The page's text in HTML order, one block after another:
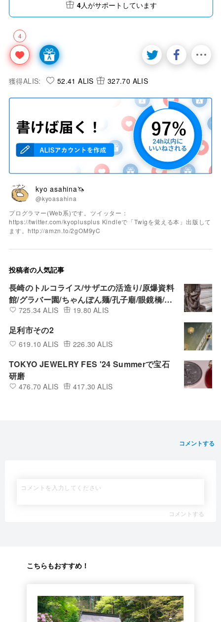
4
4人がサポートしています
獲得ALIS: 52.41 ALIS 327.70 ALIS
kyo asahina🦄
@kyoasahina
プログラマー(Web系)です。ツイッター：
https://twitter.com/kyoplusplus Kindleで「Twigを覚える本」出版して
ます。http://amzn.to/2gOM9yC
投稿者の人気記事
長崎のトルコライス/サザエの活造り/原爆資料
館/グラバー園/ちゃんぽん麺/孔子廟/眼鏡橋/吉
宗茶碗蒸し/ヒラマサ藁焼と地酒/豚角煮まんじ
725.34 ALIS 19.80 ALIS
足利市その2
619.10 ALIS 226.30 ALIS
TOKYO JEWELRY FES '24 Summerで宝石
研磨
476.70 ALIS 417.30 ALIS
コメントする
コメントする
こちらもおすすめ！